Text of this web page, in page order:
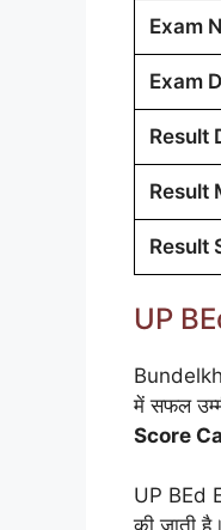
Exam
Exam
Result
Result
Result
UP
में सफल
Score
UP BEd